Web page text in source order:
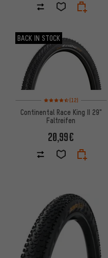
BACK IN STOCK
Bewertungen: 4,5 von 5
(12)
Continental Race King II 29"
Faltreifen
20,99€